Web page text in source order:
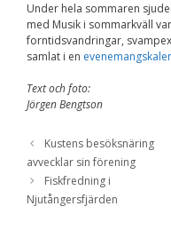
Under hela sommaren
med Musik i sommarkväll
forntidsvandringar,
samlat i en
Text och foto:
Jörgen Bengtson
Kustens besöksnäring
avvecklar sin förening
Fiskfredning i
Njutångersfjärden